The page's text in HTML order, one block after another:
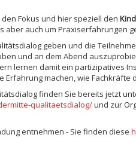
Fokus und hier speziell den
aber auch um Praxiserfahrungen
geben und die
und an dem Abend
lernen damit ein partizipatives
Erfahrung machen, wie Fachkräfte
finden Sie bereits jetzt
qualitaetsdialog/und zur
entnehmen - Sie finden diese
ist online - Schwerpunkt:
der LEA Sitzung am 20.02.2018